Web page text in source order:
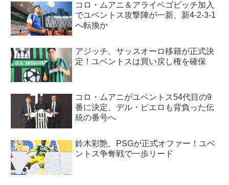
コロ・ムアニ＆アライベゴビッチ加入
でユベントス攻撃陣が一新、新4-2-3-1
へ転換か
アジッチ、サッスオーロ移籍が正式決
定！ユベントスは買い戻し権を確保
コロ・ムアニがユベントス54代目の9
番に決定、デル・ピエロも背負った伝
統の番号へ
鈴木彩艶、PSGが正式オファー！ユベ
ントス争奪戦で一歩リード